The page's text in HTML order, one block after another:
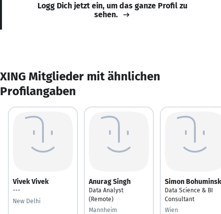
Logg Dich jetzt ein, um das ganze Profil zu
sehen.
XING Mitglieder mit ähnlichen
Profilangaben
Vivek Vivek
---
New Delhi
Anurag Singh
Data Analyst
(Remote)
Mannheim
Simon
Data Science & BI
Consultant
Wien